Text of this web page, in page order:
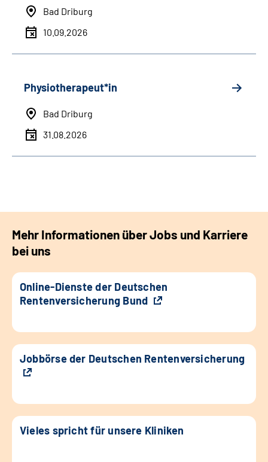
Bad Driburg
10.09.2026
Physiotherapeut*in
Bad Driburg
31.08.2026
Mehr Informationen über Jobs und Karriere
bei uns
Online-Dienste der Deutschen
Rentenversicherung Bund
Jobbörse der Deutschen Rentenversicherung
Vieles spricht für unsere Kliniken